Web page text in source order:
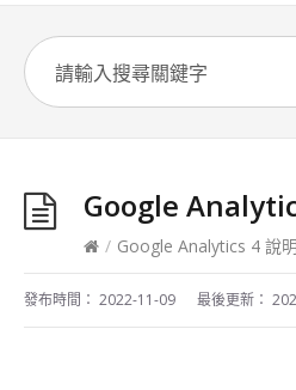
Google
/ Google Analytics 4 說
發布時間： 2022-11-09 最後更新：